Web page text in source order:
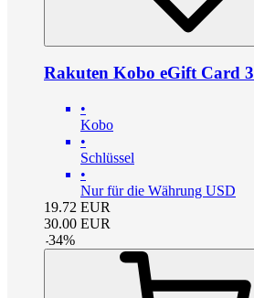
Rakuten Kobo eGift Card
•
Kobo
•
Schlüssel
•
Nur für die Währung USD
19.72 EUR
30.00 EUR
-34%